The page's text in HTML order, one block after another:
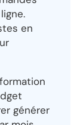
en
générer